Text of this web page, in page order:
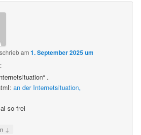
schriebam1. September 2025 um
:
.
an der Internetsituation,
so frei
↓